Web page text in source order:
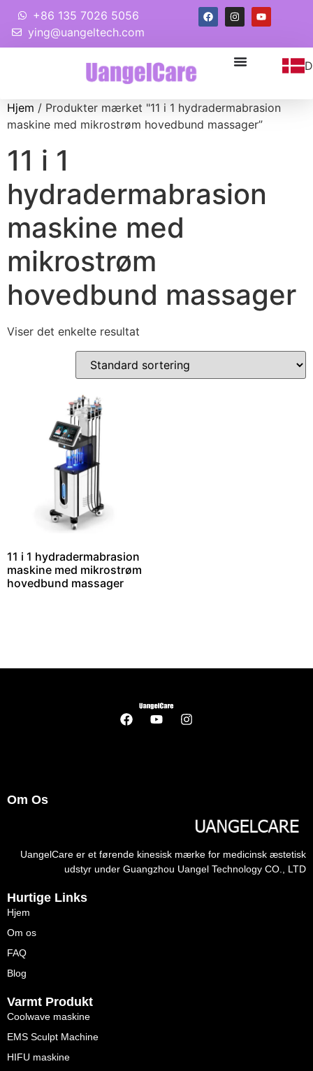
+86 135 7026 5056
ying@uangeltech.com
Hjem / Produkter mærket "11 i 1 hydradermabrasion
maskine med mikrostrøm hovedbund massager”
11 i 1
hydradermabrasion
maskine med
mikrostrøm
hovedbund massager
Viser det enkelte resultat
11 i 1 hydradermabrasion
maskine med mikrostrøm
hovedbund massager
Om Os
UangelCare er et førende kinesisk mærke for medicinsk æstetisk
udstyr under Guangzhou Uangel Technology CO., LTD
Hurtige Links
Hjem
Om os
FAQ
Blog
Varmt Produkt
Coolwave maskine
EMS Sculpt Machine
HIFU maskine